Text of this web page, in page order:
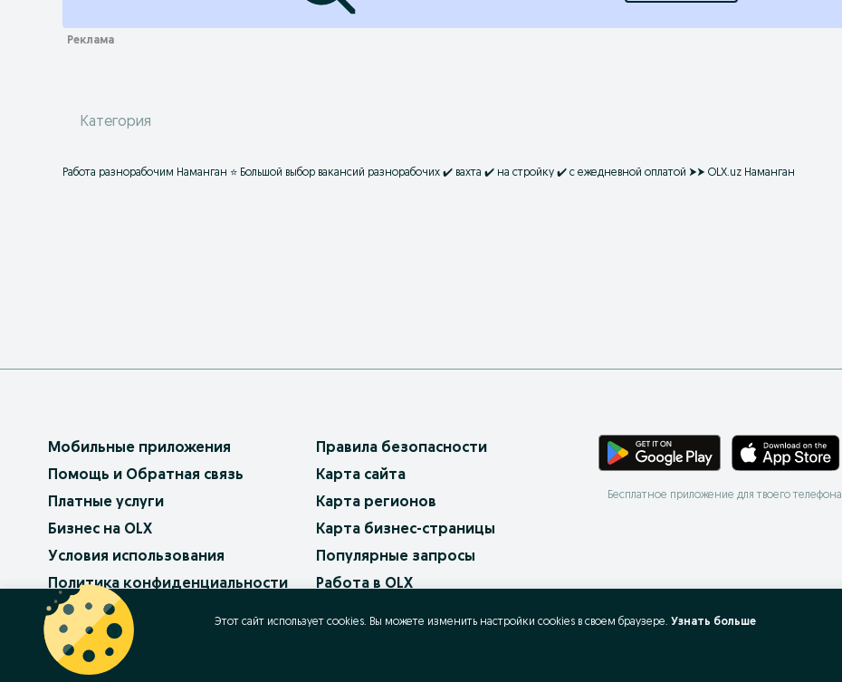
Категория
Работа разнорабочим Наманган ⭐ Большой выбор вакансий разнорабочих ✔️ вахта ✔️ на стройку ✔️ с ежедневной оплатой ⮞⮞ OLX.uz Наманган
Мобильные приложения
Помощь и Обратная связь
Платные услуги
Бизнес на OLX
Условия использования
Политика конфиденциальности
Правила безопасности
Карта сайта
Карта регионов
Карта бизнес-страницы
Популярные запросы
Работа в OLX
Бесплатное приложение для твоего телефона
Этот сайт использует cookies. Вы можете изменить настройки cookies в своeм браузере. Узнать больше